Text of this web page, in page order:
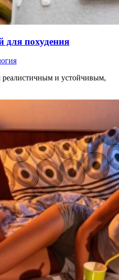
для похудения
и устойчивым,